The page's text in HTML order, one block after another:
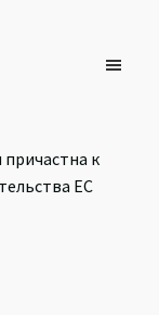
причастна к
ЕС